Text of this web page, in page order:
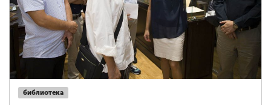
библиотека